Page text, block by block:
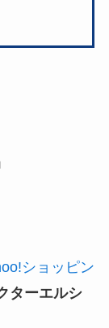
」
ショッピン
ターエルシ